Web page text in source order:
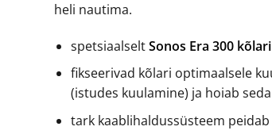
heli nautima.
spetsiaalseltSonos Era 300 kõlari
fikseerivad kõlari optimaalsele
(istudes kuulamine) ja hoiab
tark kaablihaldussüsteem